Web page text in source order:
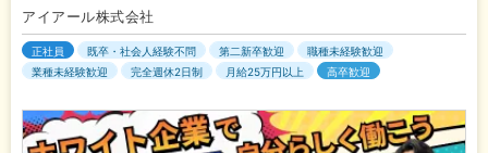
アイアール株式会社
正社員 既卒・社会人経験不問 第二新卒歓迎
職種未経験歓迎
業種未経験歓迎
完全週休2日制 月給25万円以上 高卒歓迎